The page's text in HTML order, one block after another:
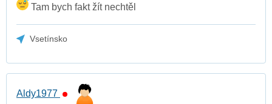
Tam bych fakt žít nechtěl
Vsetínsko
Aldy1977